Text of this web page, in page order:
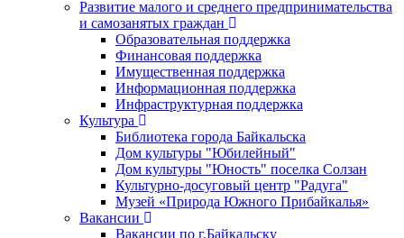
Развитие малого и среднего предпринимательства
и самозанятых граждан
Образовательная поддержка
Финансовая поддержка
Имущественная поддержка
Информационная поддержка
Инфраструктурная поддержка
Культура
Библиотека города Байкальска
Дом культуры "Юбилейный"
Дом культуры "Юность" поселка Солзан
Культурно-досуговый центр "Радуга"
Музей «Природа Южного Прибайкалья»
Вакансии
Вакансии по г.Байкальску